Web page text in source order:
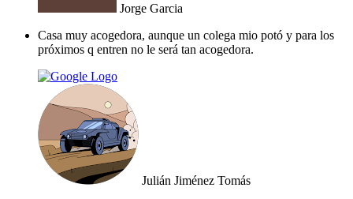
Jorge Garcia
Casa muy acogedora, aunque un colega mio potó y para los
próximos q entren no le será tan acogedora.
Julián Jiménez Tomás